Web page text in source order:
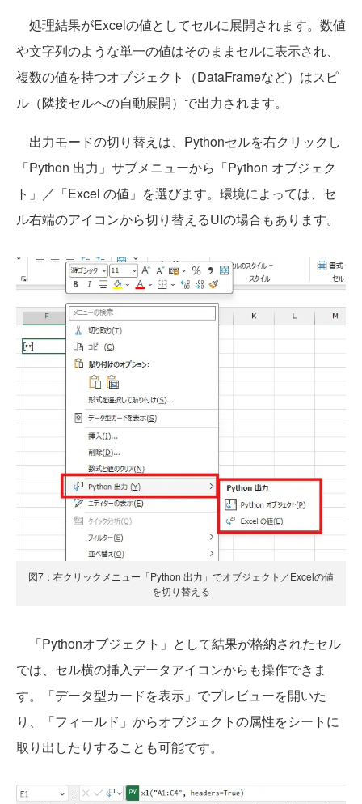
処理結果がExcelの値としてセルに展開されます。数値
や文字列のような単一の値はそのままセルに表示され、
複数の値を持つオブジェクト（DataFrameなど）はスピ
ル（隣接セルへの自動展開）で出力されます。
出力モードの切り替えは、Pythonセルを右クリックし
「Python 出力」サブメニューから「Python オブジェク
ト」／「Excel の値」を選びます。環境によっては、セ
ル右端のアイコンから切り替えるUIの場合もあります。
図7：右クリックメニュー「Python 出力」でオブジェクト／Excelの値
を切り替える
「Pythonオブジェクト」として結果が格納されたセル
では、セル横の挿入データアイコンからも操作できま
す。「データ型カードを表示」でプレビューを開いた
り、「フィールド」からオブジェクトの属性をシートに
取り出したりすることも可能です。